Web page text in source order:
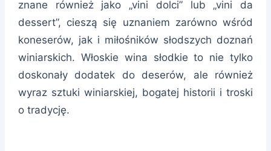
znane również jako „vini dolci” lub „vini da
dessert”, cieszą się uznaniem zarówno wśród
koneserów, jak i miłośników słodszych doznań
winiarskich. Włoskie wina słodkie to nie tylko
doskonały dodatek do deserów, ale również
wyraz sztuki winiarskiej, bogatej historii i troski
o tradycję.